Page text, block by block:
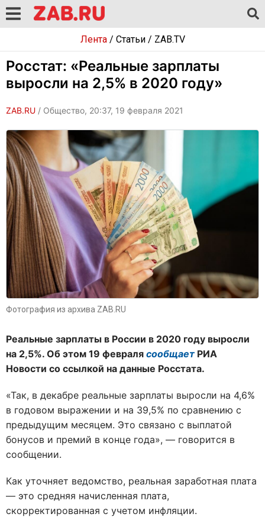
Лента/ Статьи/ ZAB.TV
Росстат: «Реальные зарплаты
выросли на 2,5% в 2020 году»
ZAB.RU / Общество, 20:37, 19 февраля 2021
Фотография из архива ZAB.RU
Реальные зарплаты в России в 2020 году выросли
на 2,5%. Об этом 19 февраля сообщает РИА
Новости со ссылкой на данные Росстата.
«Так, в декабре реальные зарплаты выросли на 4,6%
в годовом выражении и на 39,5% по сравнению с
предыдущим месяцем. Это связано с выплатой
бонусов и премий в конце года», — говорится в
сообщении.
Как уточняет ведомство, реальная заработная плата
— это средняя начисленная плата,
скорректированная с учетом инфляции.